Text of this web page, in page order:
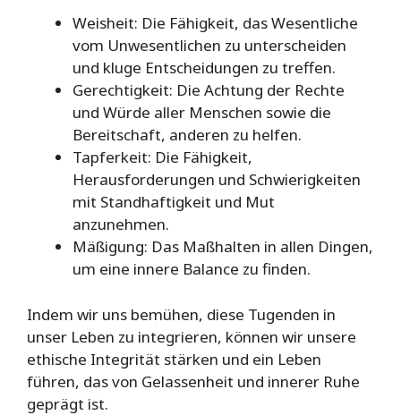
Weisheit: Die Fähigkeit, das Wesentliche
vom Unwesentlichen zu unterscheiden
und kluge Entscheidungen zu treffen.
Gerechtigkeit: Die Achtung der Rechte
und Würde aller Menschen sowie die
Bereitschaft, anderen zu helfen.
Tapferkeit: Die Fähigkeit,
Herausforderungen und Schwierigkeiten
mit Standhaftigkeit und Mut
anzunehmen.
Mäßigung: Das Maßhalten in allen Dingen,
um eine innere Balance zu finden.
Indem wir uns bemühen, diese Tugenden in
unser Leben zu integrieren, können wir unsere
ethische Integrität stärken und ein Leben
führen, das von Gelassenheit und innerer Ruhe
geprägt ist.